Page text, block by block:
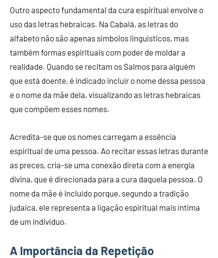
Outro aspecto fundamental da cura espiritual envolve o
uso das letras hebraicas. Na Cabalá, as letras do
alfabeto não são apenas símbolos linguísticos, mas
também formas espirituais com poder de moldar a
realidade. Quando se recitam os Salmos para alguém
que está doente, é indicado incluir o nome dessa pessoa
e o nome da mãe dela, visualizando as letras hebraicas
que compõem esses nomes.
Acredita-se que os nomes carregam a essência
espiritual de uma pessoa. Ao recitar essas letras durante
as preces, cria-se uma conexão direta com a energia
divina, que é direcionada para a cura daquela pessoa. O
nome da mãe é incluído porque, segundo a tradição
judaica, ele representa a ligação espiritual mais íntima
de um indivíduo.
A Importância da Repetição